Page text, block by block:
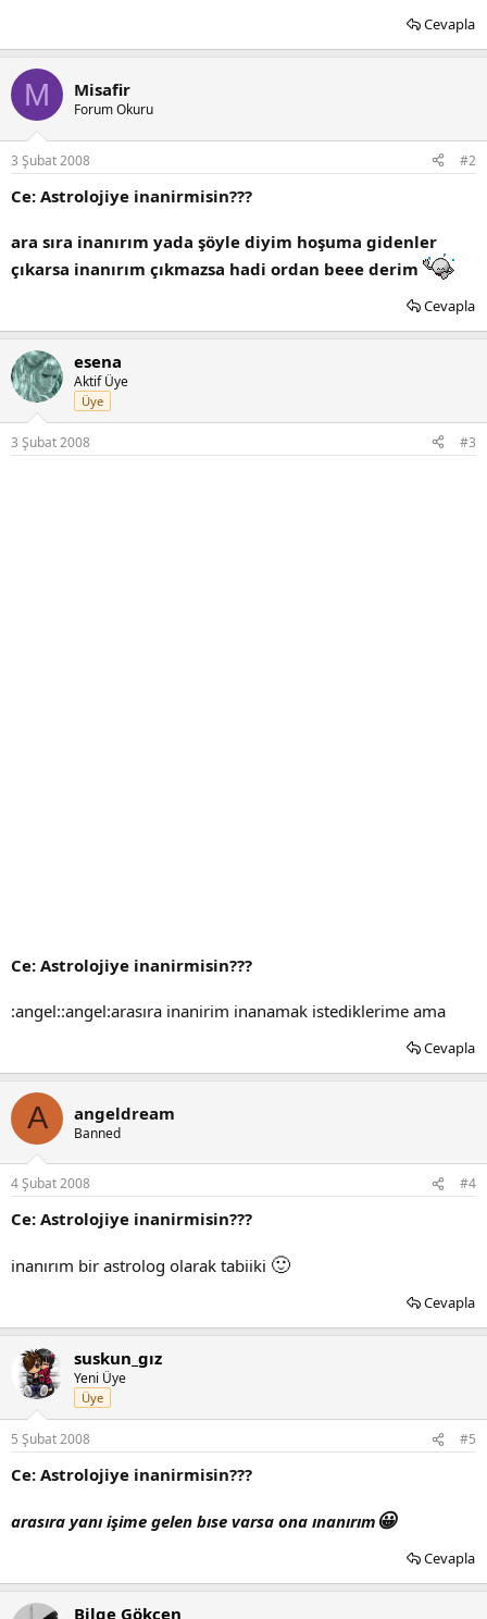
Cevapla
M Misafir
Forum Okuru
3 Şubat 2008 #2
Ce: Astrolojiye inanirmisin???
ara sıra inanırım yada şöyle diyim hoşuma gidenler
çıkarsa inanırım çıkmazsa hadi ordan beee derim
Cevapla
esena
Aktif Üye
Üye
3 Şubat 2008 #3
Ce: Astrolojiye inanirmisin???
:angel::angel:arasıra inanirim inanamak istediklerime ama
Cevapla
A angeldream
Banned
4 Şubat 2008 #4
Ce: Astrolojiye inanirmisin???
inanırım bir astrolog olarak tabiiki 🙂
Cevapla
suskun_gız
Yeni Üye
Üye
5 Şubat 2008 #5
Ce: Astrolojiye inanirmisin???
arasıra yanı işime gelen bıse varsa ona ınanırım 😀
Cevapla
Bilge Gökçen